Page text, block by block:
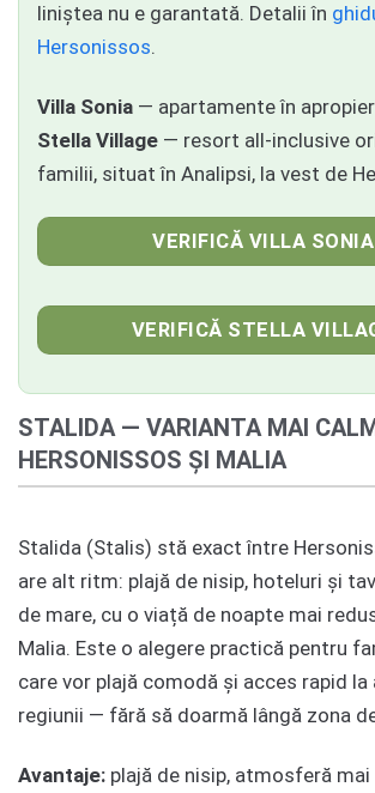
liniștea nu e garantată. Detalii în
Hersonissos.
Villa Sonia — apartamente în
Stella Village — resort all-inclusive
familii, situat în Analipsi, la vest de
VERIFICĂ VILLA SONIA
VERIFICĂ STELLA
STALIDA — VARIANTA MAI
HERSONISSOS ȘI MALIA
Stalida (Stalis) stă exact între
are alt ritm: plajă de nisip, hoteluri și
de mare, cu o viață de noapte mai
Malia. Este o alegere practică pentru
care vor plajă comodă și acces rapid
regiunii — fără să doarmă lângă zona
Avantaje: plajă de nisip, atmosferă